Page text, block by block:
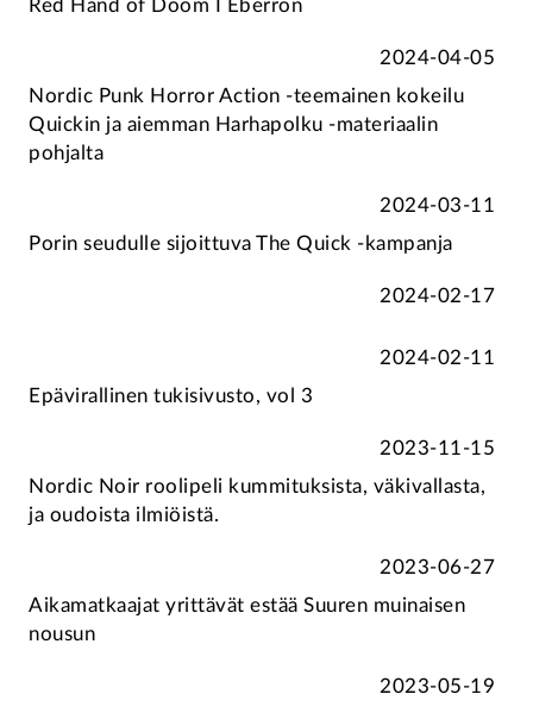
Red Hand of Doom I Eberron
2024-04-05
Nordic Punk Horror Action -teemainen kokeilu
Quickin ja aiemman Harhapolku -materiaalin
pohjalta
2024-03-11
Porin seudulle sijoittuva The Quick -kampanja
2024-02-17
2024-02-11
Epävirallinen tukisivusto, vol 3
2023-11-15
Nordic Noir roolipeli kummituksista, väkivallasta,
ja oudoista ilmiöistä.
2023-06-27
Aikamatkaajat yrittävät estää Suuren muinaisen
nousun
2023-05-19